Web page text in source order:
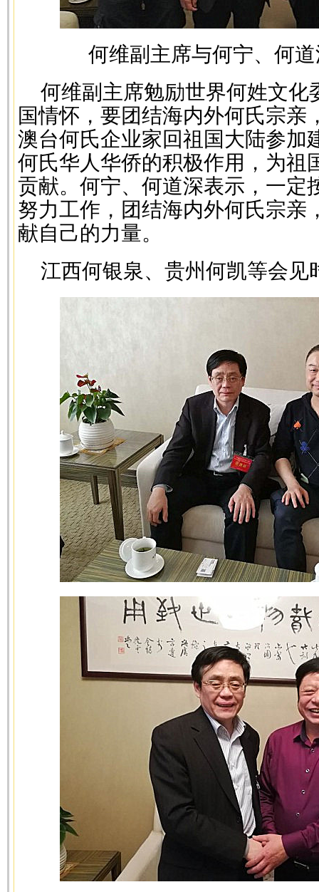
何维副主席与何宁、何
何维副主席勉励世界何姓文化
国情怀，要团结海内外何氏宗亲
澳台何氏企业家回祖国大陆参加
何氏华人华侨的积极作用，为祖
贡献。何宁、何道深表示，一定
努力工作，团结海内外何氏宗亲
献自己的力量。
江西何银泉、贵州何凯等会见